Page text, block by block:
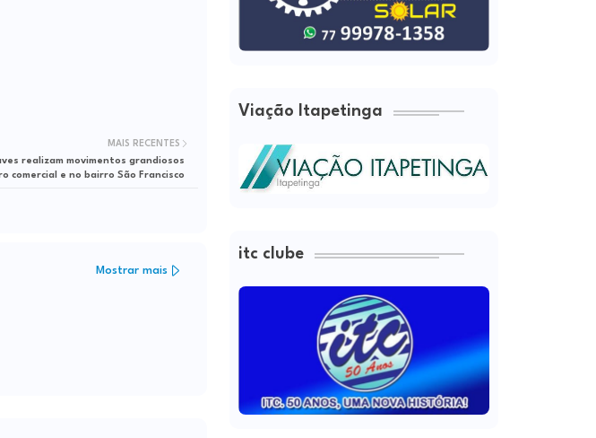
MAIS RECENTES
realizam movimentos grandiosos
comercial e no bairro São Francisco
Mostrar mais
Viação Itapetinga
itc clube